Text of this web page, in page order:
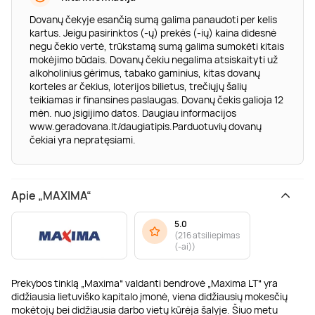
Dovanų čekyje esančią sumą galima panaudoti per kelis
kartus. Jeigu pasirinktos (-ų) prekės (-ių) kaina didesnė
negu čekio vertė, trūkstamą sumą galima sumokėti kitais
mokėjimo būdais. Dovanų čekiu negalima atsiskaityti už
alkoholinius gėrimus, tabako gaminius, kitas dovanų
korteles ar čekius, loterijos bilietus, trečiųjų šalių
teikiamas ir finansines paslaugas. Dovanų čekis galioja 12
mėn. nuo įsigijimo datos. Daugiau informacijos
www.geradovana.lt/daugiatipis.Parduotuvių dovanų
čekiai yra nepratęsiami.
Apie „MAXIMA“
Prekybos tinklą „Maxima“ valdanti bendrovė „Maxima LT“ yra
didžiausia lietuviško kapitalo įmonė, viena didžiausių mokesčių
mokėtojų bei didžiausia darbo vietų kūrėja šalyje. Šiuo metu
5.0
(216 atsiliepimas
(-ai))